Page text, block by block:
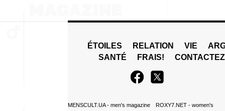
ÉTOILES RELATION VIE
SANTÉ
FRAIS!
MENSCULT.UA- men's magazine
ROXY7.NET- women's